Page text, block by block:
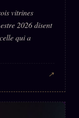
vitrines
2026 disent
qui a
↗